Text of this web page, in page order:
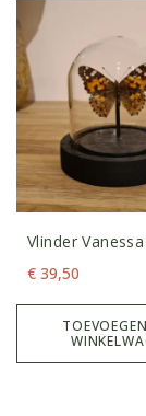
Vlinder
€ 39,50